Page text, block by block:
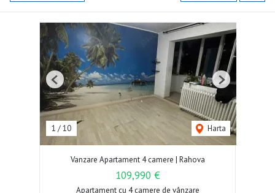
1 /10 Harta
Previous Next
Vanzare Apartament 4 camere | Rahova
109,990 €
Apartament cu 4 camere de vânzare